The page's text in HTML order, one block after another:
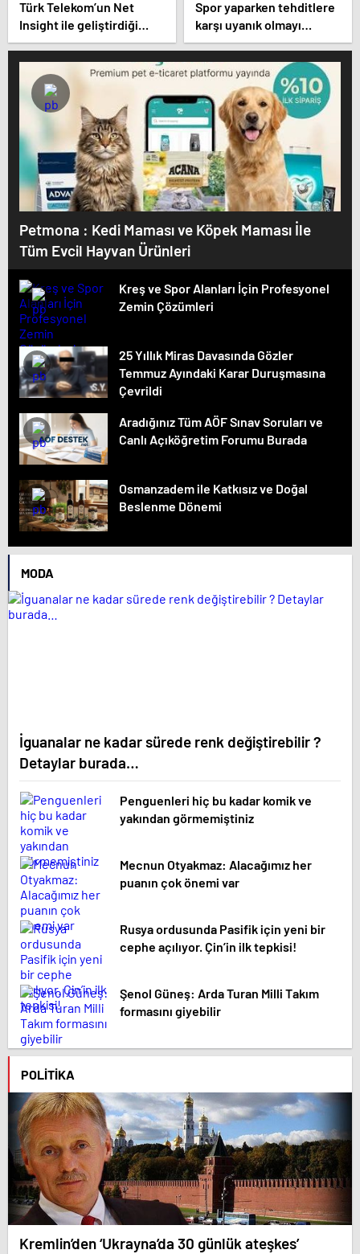
Türk Telekom’un Net
Insight ile geliştirdiği
senkronizasyonu çözümü
ITU-T’de
Spor yaparken tehditlere
karşı uyanık olmayı
unutma
Petmona : Kedi Maması ve Köpek Maması İle
Tüm Evcil Hayvan Ürünleri
Kreş ve Spor Alanları İçin Profesyonel
Zemin Çözümleri
25 Yıllık Miras Davasında Gözler
Temmuz Ayındaki Karar Duruşmasına
Çevrildi
Aradığınız Tüm AÖF Sınav Soruları ve
Canlı Açıköğretim Forumu Burada
Osmanzadem ile Katkısız ve Doğal
Beslenme Dönemi
MODA
İguanalar ne kadar sürede renk değiştirebilir ?
Detaylar burada…
Penguenleri hiç bu kadar komik ve
yakından görmemiştiniz
Mecnun Otyakmaz: Alacağımız her
puanın çok önemi var
Rusya ordusunda Pasifik için yeni bir
cephe açılıyor. Çin’in ilk tepkisi!
Şenol Güneş: Arda Turan Milli Takım
formasını giyebilir
POLITIKA
Kremlin’den ‘Ukrayna’da 30 günlük ateşkes’